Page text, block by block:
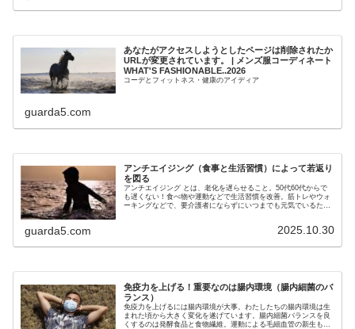
あなたがアクセスしようとしたページは削除されたか
URLが変更されています。 | メンズ服コーディネート
WHAT'S FASHIONABLE..2026
コーデとフィットネス・健康のアイディア
guarda5.com
アンチエイジング（食事と生活習慣）によって若返り
を図る
アンチエイジング とは、老化を遅らせること。50代60代からで
も遅くない！食べ物や運動などで生活習慣を改善。筋トレやウォ
ーキングなどで、要介護者にならずにいつまでも元気でいるため
guarda5.com 2025.10.30
免疫力を上げる！重要なのは腸内環境（腸内細菌のバ
ランス）
免疫力を上げるには腸内環境が大事。わたしたちの腸内環境は生
まれた頃から大きく変化を遂げています。腸内細菌バランスを良
くするのは発酵食品と食物繊維。運動による毛細血管の新生も大